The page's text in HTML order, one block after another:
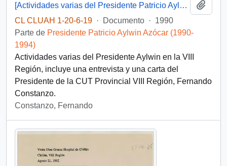
[Actividades varias del Presidente Patricio Aylwin en la VIII Región]
CL CLUAH 1-20-6-19 · Documento · 1990
Parte de Presidente Patricio Aylwin Azócar (1990-
1994)
Actividades varias del Presidente Aylwin en la VIII
Región, incluye una entrevista y una carta del
Presidente de la CUT Provincial VIII Región, Fernando
Constanzo.
Constanzo, Fernando